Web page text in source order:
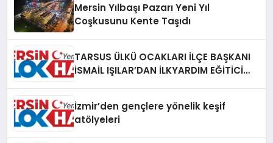
Mersin Yılbaşı Pazarı Yeni Yıl
Coşkusunu Kente Taşıdı
TARSUS ÜLKÜ OCAKLARI İLÇE BAŞKANI
İSMAİL IŞILAR’DAN İLKYARDIM EĞİTİCİ
İzmir’den gençlere yönelik keşif
atölyeleri